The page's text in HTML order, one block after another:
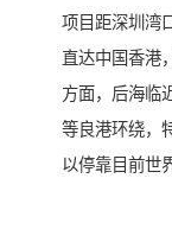
项目距深圳湾
直达中国香港
方面，后海临
等良港环绕，
以停靠目前世